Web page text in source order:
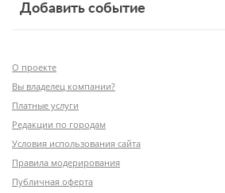
Добавить событие
О проекте
Вы владелец компании?
Платные услуги
Редакции по городам
Условия использования сайта
Правила модерирования
Публичная оферта